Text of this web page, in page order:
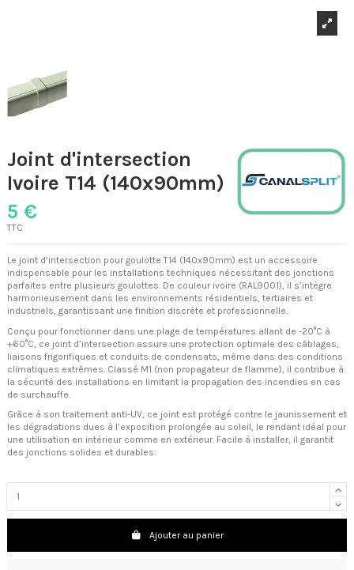
Joint d'intersection
Ivoire T14 (140x90mm)
5 €
TTC
Le joint d’intersection pour goulotte T14 (140x90mm) est un accessoire
indispensable pour les installations techniques nécessitant des jonctions
parfaites entre plusieurs goulottes. De couleur ivoire (RAL9001), il s’intègre
harmonieusement dans les environnements résidentiels, tertiaires et
industriels, garantissant une finition discrète et professionnelle.
Conçu pour fonctionner dans une plage de températures allant de -20°C à
+60°C, ce joint d’intersection assure une protection optimale des câblages,
liaisons frigorifiques et conduits de condensats, même dans des conditions
climatiques extrêmes. Classé M1 (non propagateur de flamme), il contribue à
la sécurité des installations en limitant la propagation des incendies en cas
de surchauffe.
Grâce à son traitement anti-UV, ce joint est protégé contre le jaunissement et
les dégradations dues à l’exposition prolongée au soleil, le rendant idéal pour
une utilisation en intérieur comme en extérieur. Facile à installer, il garantit
des jonctions solides et durables.
Ajouter au panier